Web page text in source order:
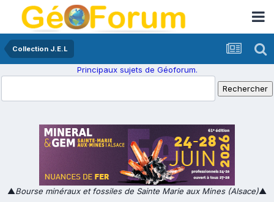
Collection J.E.L
Principaux sujets de Géoforum.
▲Bourse minéraux et fossiles de Sainte Marie aux Mines (Alsace)▲